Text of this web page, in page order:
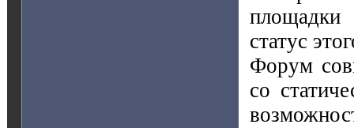
статус
Форум
со